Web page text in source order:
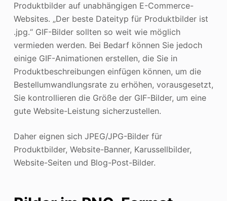
Produktbilder auf unabhängigen E-Commerce-
Websites. „Der beste Dateityp für Produktbilder ist
.jpg.“ GIF-Bilder sollten so weit wie möglich
vermieden werden. Bei Bedarf können Sie jedoch
einige GIF-Animationen erstellen, die Sie in
Produktbeschreibungen einfügen können, um die
Bestellumwandlungsrate zu erhöhen, vorausgesetzt,
Sie kontrollieren die Größe der GIF-Bilder, um eine
gute Website-Leistung sicherzustellen.
Daher eignen sich JPEG/JPG-Bilder für
Produktbilder, Website-Banner, Karussellbilder,
Website-Seiten und Blog-Post-Bilder.